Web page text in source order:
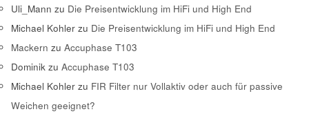
Uli_Mann zu Die Preisentwicklung im HiFi und High End
Michael Kohler zu Die Preisentwicklung im HiFi und High End
Mackern zu Accuphase T103
Dominik zu Accuphase T103
Michael Kohler zu FIR Filter nur Vollaktiv oder auch für passive
Weichen geeignet?